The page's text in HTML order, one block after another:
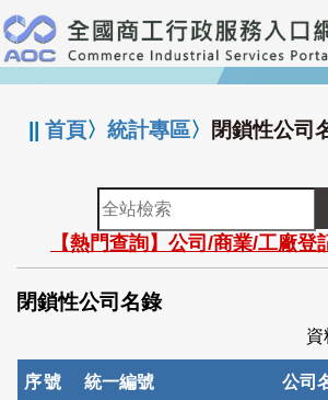
跳
到
主
要
:::
||首頁〉統計專區〉 閉鎖性公司
全
站
檢
索
【熱門查詢】公司/商業/工廠登
閉鎖性公司名錄
資
序號 統一編號 公司